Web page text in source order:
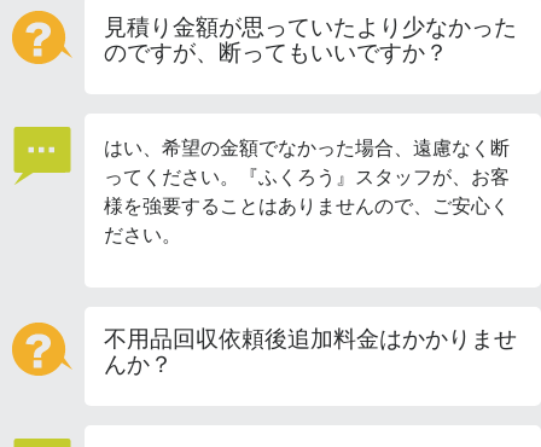
見積り金額が思っていたより少なかった
のですが、断ってもいいですか？
はい、希望の金額でなかった場合、遠慮なく断
ってください。『ふくろう』スタッフが、お客
様を強要することはありませんので、ご安心く
ださい。
不用品回収依頼後追加料金はかかりませ
んか？